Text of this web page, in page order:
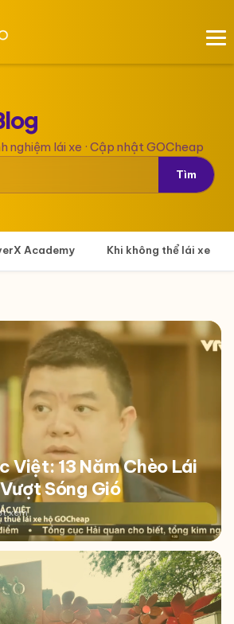
nghiệm lái xe · Cập nhật GOCheap
Tìm
Academy Khi không thể lái xe
Việt: 13 Năm Chèo Lái
Sóng Gió
xem